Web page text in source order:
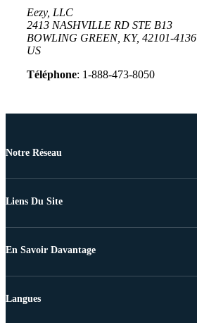
Eezy, LLC
2413 NASHVILLE RD STE B13
BOWLING GREEN, KY, 42101-4136
US
Téléphone: 1-888-473-8050
Notre Réseau
Liens Du Site
En Savoir Davantage
Langues